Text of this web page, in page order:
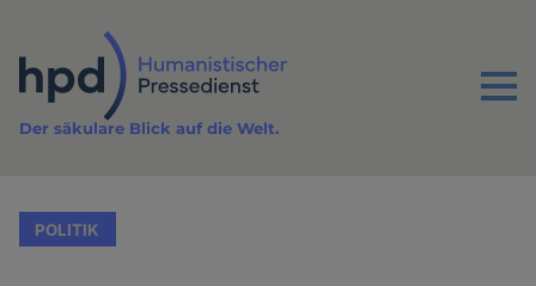
Inhalt
Menu
Der säkulare Blick auf die Welt.
POLITIK